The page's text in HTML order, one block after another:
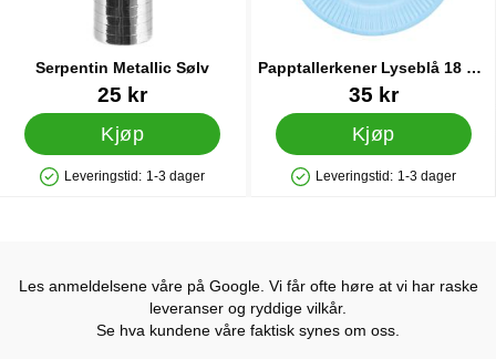
Serpentin Metallic Sølv
Varenummer 11497
25 kr
Kjøp
Produkttilgjengelighet: På lager
Leveringstid: 1-3 dager
Papptallerkener Lyseblå 18 cm
8-pakning
Varenummer 83241
35 kr
Kjøp
Produkttilgjengelighet: På lager
Leveringstid: 1-3 dager
Les anmeldelsene våre på Google. Vi får ofte høre at vi har raske
leveranser og ryddige vilkår.
Se hva kundene våre faktisk synes om oss.